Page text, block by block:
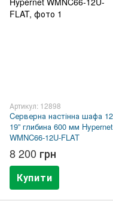
Артикул: 12898
Cерверна настінна шафа
19” глибина 600 мм Hypernet
WMNC66-12U-FLAT
8 200 грн
Купити